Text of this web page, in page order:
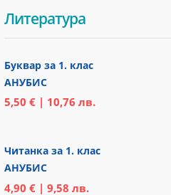
Литература
Буквар за 1. клас
АНУБИС
5,50 € | 10,76 лв.
Читанка за 1. клас
АНУБИС
4,90 € | 9,58 лв.